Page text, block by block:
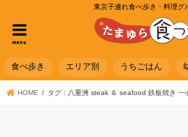
東京子連れ食べ歩き・料理グ
menu
食べ歩き エリア別 うちごはん
HOME タグ : 八重洲 steak ＆ seafood 鉄板焼き 一